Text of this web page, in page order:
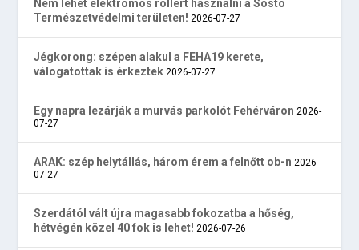
Nem lehet elektromos rollert használni a Sóstó
Természetvédelmi területen! 2026-07-27
Jégkorong: szépen alakul a FEHA19 kerete,
válogatottak is érkeztek 2026-07-27
Egy napra lezárják a murvás parkolót Fehérváron 2026-
07-27
ARAK: szép helytállás, három érem a felnőtt ob-n 2026-
07-27
Szerdától vált újra magasabb fokozatba a hőség,
hétvégén közel 40 fok is lehet! 2026-07-26